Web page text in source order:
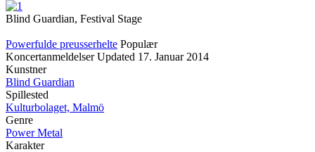
Blind Guardian, Festival Stage
Powerfulde preusserhelte Populær
Koncertanmeldelser Updated 17. Januar 2014
Kunstner
Blind Guardian
Spillested
Kulturbolaget, Malmö
Genre
Power Metal
Karakter